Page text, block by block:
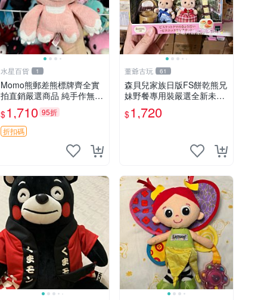
水星百貨 1
Momo熊郵差熊標牌齊全實
拍直銷嚴選商品 純手作無修
圖可收藏 郵差熊 Momo熊
標牌 商品
$1,710 95折
折扣碼
董爺古玩 61
森貝兒家族日版FS餅乾熊兄
妹野餐專用裝嚴選全新未開
封，包含兩組大童款紙盒
裝，適合收藏與分享。 餅乾
$1,720